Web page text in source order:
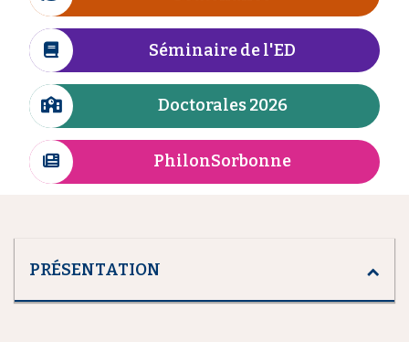
n
e
I
c
ô
n
e
I
c
ô
n
e
Séminaire de l'ED
I
c
ô
n
Doctorales 2026
I
e
PhilonSorbonne
PRÉSENTATION